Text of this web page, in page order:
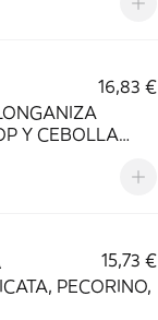
16,83 €
Y CEBOLLA
15,73 €
PECORINO,